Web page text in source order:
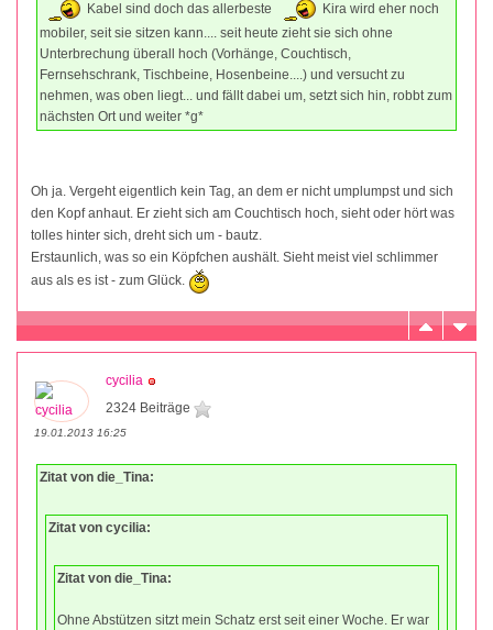
Kabel sind doch das allerbeste
Kira wird eher noch
mobiler, seit sie sitzen kann.... seit heute zieht sie sich ohne
Unterbrechung überall hoch (Vorhänge, Couchtisch,
Fernsehschrank, Tischbeine, Hosenbeine....) und versucht zu
nehmen, was oben liegt... und fällt dabei um, setzt sich hin, robbt zum
nächsten Ort und weiter *g*
Oh ja. Vergeht eigentlich kein Tag, an dem er nicht umplumpst und sich
den Kopf anhaut. Er zieht sich am Couchtisch hoch, sieht oder hört was
tolles hinter sich, dreht sich um - bautz.
Erstaunlich, was so ein Köpfchen aushält. Sieht meist viel schlimmer
aus als es ist - zum Glück.
cycilia
2324 Beiträge
19.01.2013 16:25
Zitat von die_Tina:
Zitat von cycilia:
Zitat von die_Tina:
Ohne Abstützen sitzt mein Schatz erst seit einer Woche. Er war